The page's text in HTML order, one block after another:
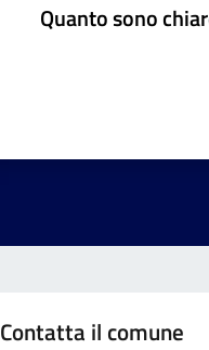
Quanto sono
Contatta il comune